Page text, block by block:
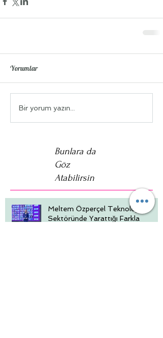
Yorumlar
Bir yorum yazın...
Bunlara da
Göz
Atabilirsin
Meltem Özperçel Teknoloji
Sektöründe Yarattığı Farkla